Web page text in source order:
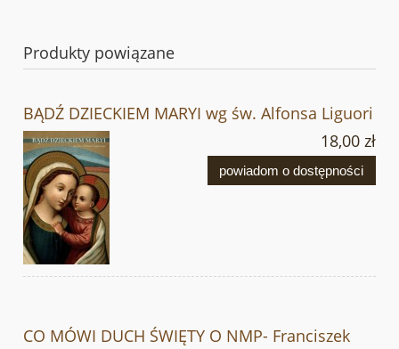
Produkty powiązane
BĄDŹ DZIECKIEM MARYI wg św. Alfonsa Liguori
18,00 zł
powiadom o dostępności
CO MÓWI DUCH ŚWIĘTY O NMP- Franciszek